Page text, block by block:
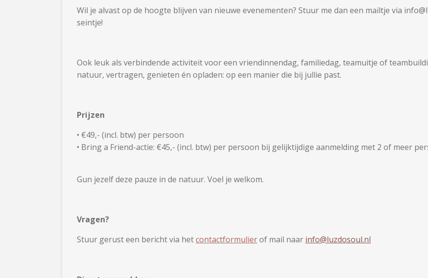
Wil je alvast op de hoogte blijven van nieuwe evenementen? Stuur me dan een mailtje via
seintje!
Ook leuk als verbindende activiteit voor een vriendinnendag, familiedag, teamuitje of
natuur, vertragen, genieten én opladen: op een manier die bij jullie past.
Prijzen
• €49,- (incl. btw) per persoon
• Bring a Friend-actie: €45,- (incl. btw) per persoon bij gelijktijdige aanmelding met 2 of meer
Gun jezelf deze pauze in de natuur. Voel je welkom.
Vragen?
Stuur gerust een bericht via hetcontactformulierof mail naar info@luzdosoul.nl